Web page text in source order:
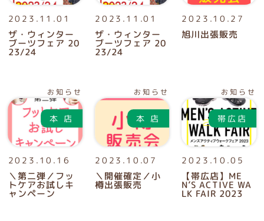
2023.11.01
ザ・ウィンター
ブーツフェア 20
23/24
2023.11.01
ザ・ウィンター
ブーツフェア 20
23/24
2023.10.27
旭川出張販売
お知らせ
2023.10.16
＼第二弾／フッ
トケアお試しキ
ャンペーン
お知らせ
2023.10.07
＼開催確定／小
樽出張販売
お知らせ
2023.10.05
【帯広店】ME
N’S ACTIVE WA
LK FAIR 2023